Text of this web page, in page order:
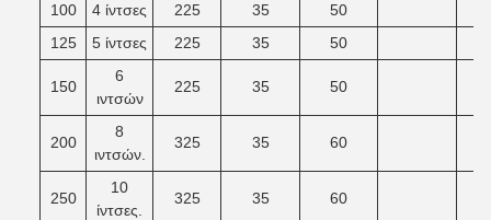
100
4 ίντσες 225 35
50
125
5 ίντσες 225 35 50
150
6
ιντσών
225 35 50
200
8
ιντσών.
325 35 60
250
10
ίντσες.
325 35 60